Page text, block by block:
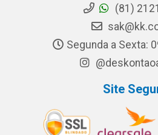
(81)
Segunda a Sexta:
Site